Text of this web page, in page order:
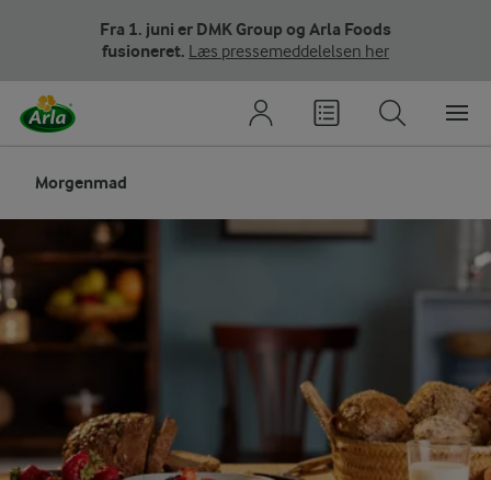
Fra 1. juni er DMK Group og Arla Foods
fusioneret. Læs pressemeddelelsen her
Morgenmad